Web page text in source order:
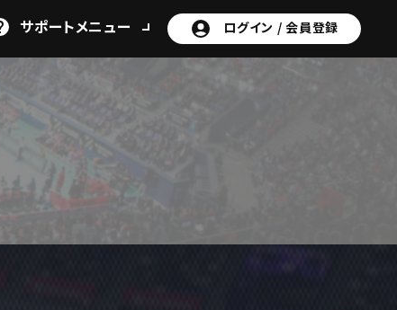
サポートメニュー ログイン /会員登録